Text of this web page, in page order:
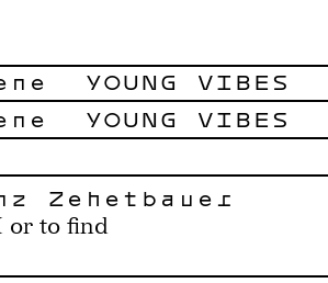
YOUNG VIBES
YOUNG VIBES
Zehetbauer
or to find